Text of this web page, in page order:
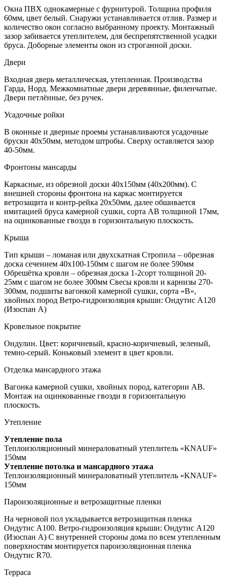
Окна ПВХ однокамерные с фурнитурой. Толщина профиля
60мм, цвет белый. Снаружи устанавливается отлив. Размер и
количество окон согласно выбранному проекту. Монтажный
зазор забивается утеплителем, для беспрепятственной усадки
бруса. Доборные элементы окон из строганной доски.
Двери
Входная дверь металлическая, утепленная. Производства
Гарда, Норд. Межкомнатные двери деревянные, филенчатые.
Двери петлённые, без ручек.
Усадочные ройки
В оконные и дверные проемы устанавливаются усадочные
бруски 40х50мм, методом штробы. Сверху оставляется зазор
40-50мм.
Фронтоны мансарды
Каркасные, из обрезной доски 40х150мм (40х200мм). С
внешней стороны фронтона на каркас монтируется
ветрозащита и контр-рейка 20х50мм, далее обшивается
имитацией бруса камерной сушки, сорта АВ толщиной 17мм,
на оцинкованные гвозди в горизонтальную плоскость.
Крыша
Тип крыши – ломаная или двухскатная Стропила – обрезная
доска сечением 40х100-150мм с шагом не более 590мм
Обрешётка кровли – обрезная доска 1-2сорт толщиной 20-
25мм с шагом не более 300мм Свесы кровли и карнизы 270-
300мм, подшиты вагонкой камерной сушки, сорта «В»,
хвойных пород Ветро-гидроизоляция крыши: Ондутис А120
(Изоспан А)
Кровельное покрытие
Ондулин. Цвет: коричневый, красно-коричневый, зеленый,
темно-серый. Коньковый элемент в цвет кровли.
Отделка мансардного этажа
Вагонка камерной сушки, хвойных пород, категории АВ.
Монтаж на оцинкованные гвозди в горизонтальную
плоскость.
Утепление
Утепление пола
Теплоизоляционный минераловатный утеплитель «KNAUF»
150мм
Утепление потолка и мансардного этажа
Теплоизоляционный минераловатный утеплитель «KNAUF»
150мм
Пароизоляционные и ветрозащитные пленки
На черновой пол укладывается ветрозащитная пленка
Ондутис А100. Ветро-гидроизоляция крыши: Ондутис А120
(Изоспан А) С внутренней стороны дома по всем утепленным
поверхностям монтируется пароизоляционная пленка
Ондутис R70.
Терраса